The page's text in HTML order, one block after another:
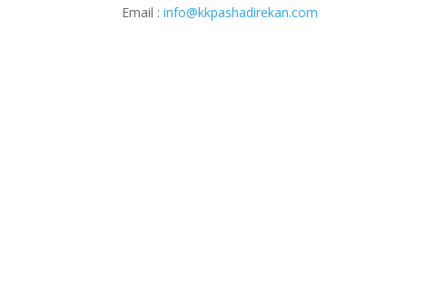
Email :info@kkpashadirekan.com